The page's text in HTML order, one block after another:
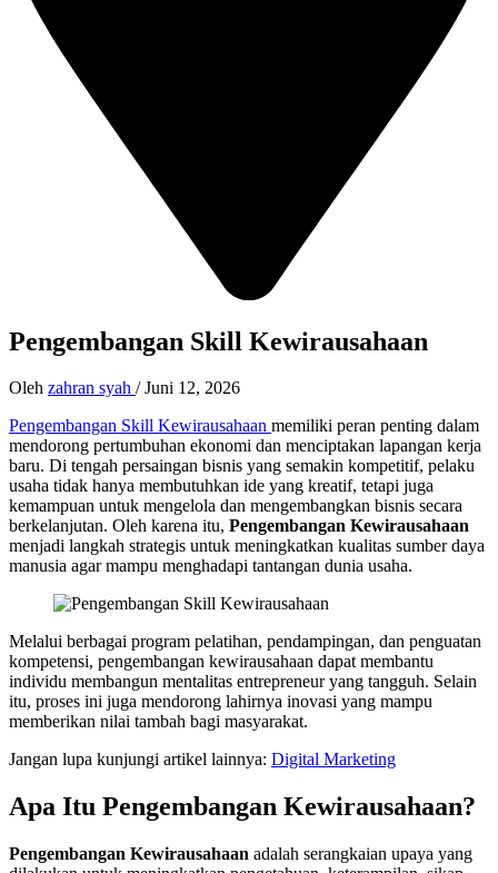
Pengembangan Skill Kewirausahaan
Oleh zahran syah /Juni 12, 2026
Pengembangan Skill Kewirausahaan memiliki peran penting dalam
mendorong pertumbuhan ekonomi dan menciptakan lapangan kerja
baru. Di tengah persaingan bisnis yang semakin kompetitif, pelaku
usaha tidak hanya membutuhkan ide yang kreatif, tetapi juga
kemampuan untuk mengelola dan mengembangkan bisnis secara
berkelanjutan. Oleh karena itu, Pengembangan Kewirausahaan
menjadi langkah strategis untuk meningkatkan kualitas sumber daya
manusia agar mampu menghadapi tantangan dunia usaha.
Melalui berbagai program pelatihan, pendampingan, dan penguatan
kompetensi, pengembangan kewirausahaan dapat membantu
individu membangun mentalitas entrepreneur yang tangguh. Selain
itu, proses ini juga mendorong lahirnya inovasi yang mampu
memberikan nilai tambah bagi masyarakat.
Jangan lupa kunjungi artikel lainnya: Digital Marketing
Apa Itu Pengembangan Kewirausahaan?
Pengembangan Kewirausahaan adalah serangkaian upaya yang